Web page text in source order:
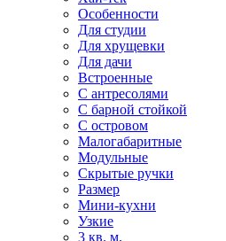
Особенности
Для студии
Для хрущевки
Для дачи
Встроенные
С антресолями
С барной стойкой
С островом
Малогабаритные
Модульные
Скрытые ручки
Размер
Мини-кухни
Узкие
3 кв. м.